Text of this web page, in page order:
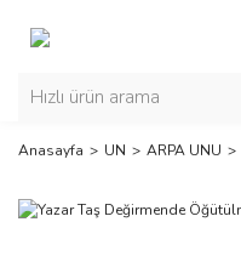
Anasayfa UN ARPA UNU